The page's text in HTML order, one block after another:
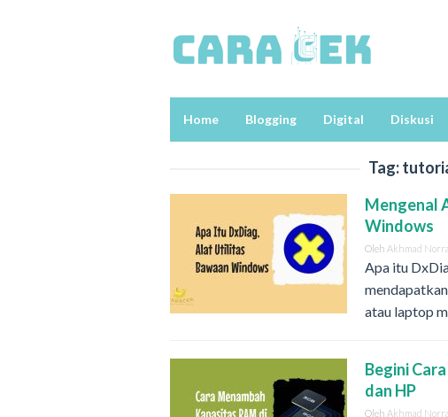
Home Blogging Digital Diskusi
Tag:
Mengenal
Windows
Oleh Akhmad
Apa itu
atau laptop
Begini
dan HP
Oleh Akhmad